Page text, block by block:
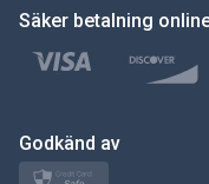
Türkçe
Polski
Säker betalning
Godkänd av